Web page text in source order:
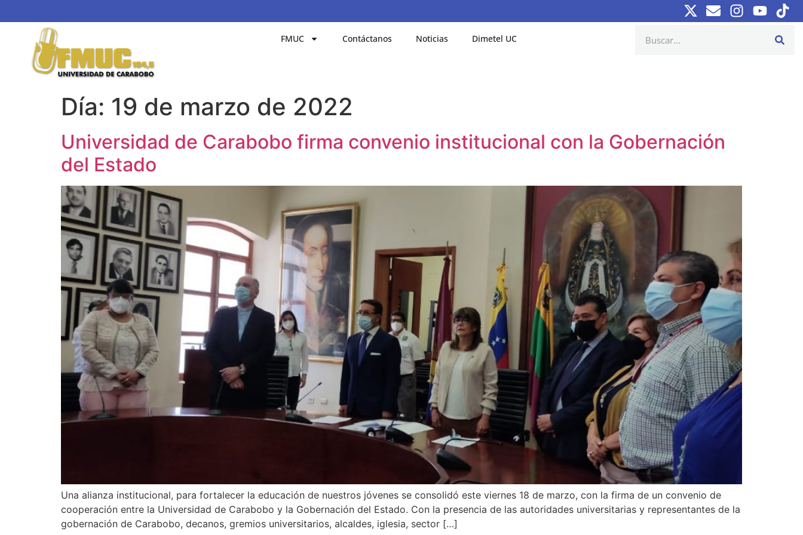
FMUC Contáctanos Noticias Dimetel UC
Día: 19 de marzo de 2022
Universidad de Carabobo firma convenio institucional con la Gobernación
del Estado
Una alianza institucional, para fortalecer la educación de nuestros jóvenes se consolidó este viernes 18 de marzo, con la firma de un convenio de
cooperación entre la Universidad de Carabobo y la Gobernación del Estado. Con la presencia de las autoridades universitarias y representantes de la
gobernación de Carabobo, decanos, gremios universitarios, alcaldes, iglesia, sector […]